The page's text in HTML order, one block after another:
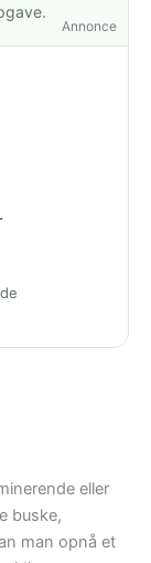
Annonce
eller
buske,
man opnå et